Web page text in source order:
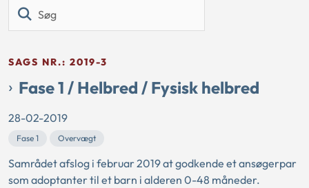
SAGS NR.: 2019-3
Fase 1 / Helbred / Fysisk helbred
28-02-2019
Fase 1 Overvægt
Samrådet afslog i februar 2019 at godkende et ansøgerpar
som adoptanter til et barn i alderen 0-48 måneder.